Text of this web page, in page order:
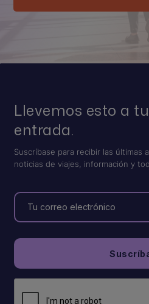
Llevemos esto a
entrada.
Suscríbase para recibir las últimas
noticias de viajes, información y